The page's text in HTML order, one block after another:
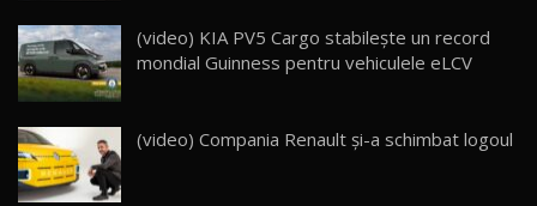
25
mai Exclusiv și Puternic Defender Testat în
Moldova
32:21
26
AutoBlog.MD
10:57
(video) KIA PV5 Cargo stabilește un record
mondial Guinness pentru vehiculele eLCV
(video) Compania Renault şi-a schimbat logoul